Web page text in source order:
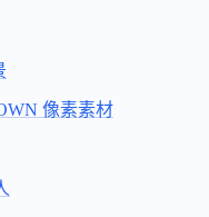
像素素材